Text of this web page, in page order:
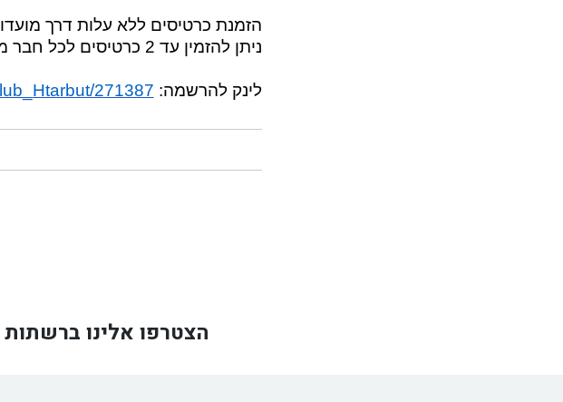
הזמנת כרטיסים ללא עלות דרך
ניתן להזמין עד 2 כרטיסים לכל חבר מועדון
לינק להרשמה: Htarbut/271387
הצטרפו אלינו